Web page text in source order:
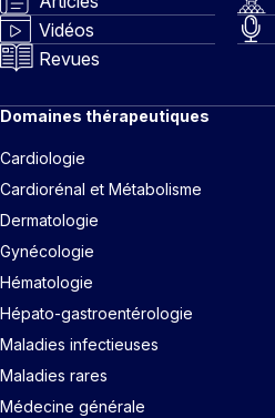
Vidéos
Revues
Domaines thérapeutiques
Cardiologie
Cardiorénal et Métabolisme
Dermatologie
Gynécologie
Hématologie
Hépato-gastroentérologie
Maladies infectieuses
Maladies rares
Médecine générale